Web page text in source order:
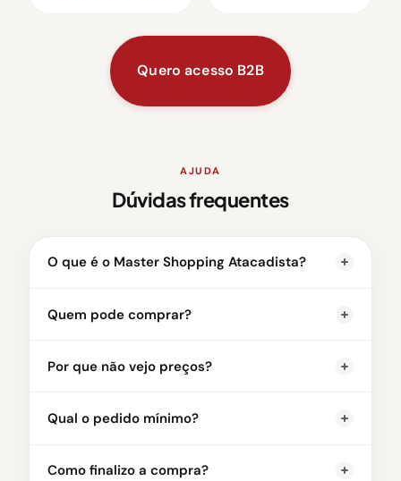
Quero acesso B2B
AJUDA
Dúvidas frequentes
O que é o Master Shopping Atacadista?
Quem pode comprar?
Por que não vejo preços?
Qual o pedido mínimo?
Como finalizo a compra?